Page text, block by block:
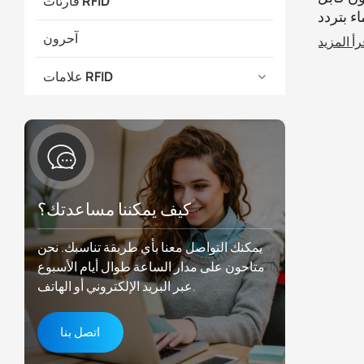
آحرون
علامات RFID
كيف يمكننا مساعدتك؟
يمكنك التواصل معنا بأي طريقة تناسبك. نحن
متاحون على مدار الساعة طوال أيام الأسبوع
عبر البريد الإلكتروني أو الهاتف.
اتصل بنا
بتردد
مخصص
المزيد